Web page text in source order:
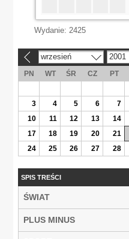
Wydanie: 2425
wrzesień 2001
PN WT ŚR CZ PT
3
4 5 6 7
10
11 12 13 14
17
18 19 20 21
24
25 26 27 28
SPIS TREŚCI
ŚWIAT
PLUS MINUS